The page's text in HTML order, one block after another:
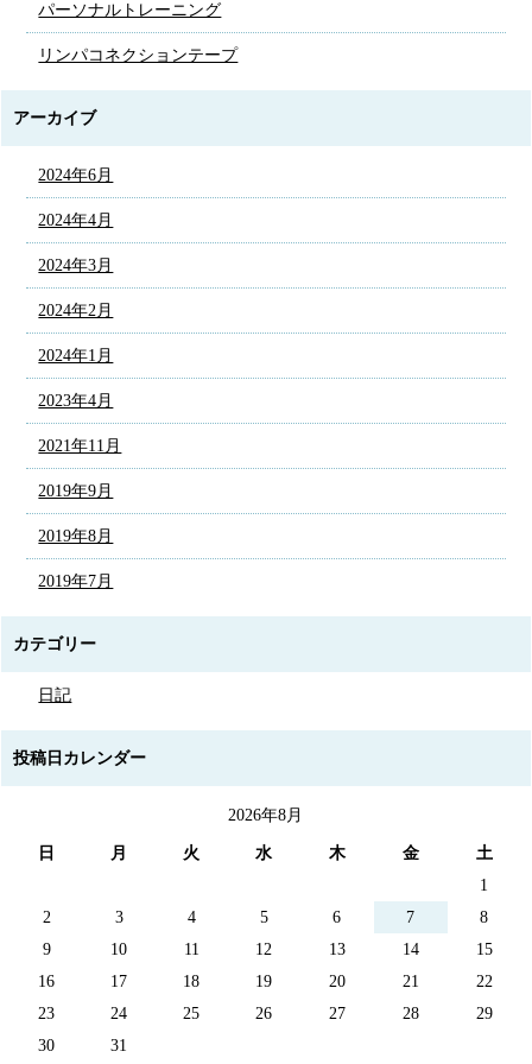
パーソナルトレーニング
リンパコネクションテープ
アーカイブ
2024年6月
2024年4月
2024年3月
2024年2月
2024年1月
2023年4月
2021年11月
2019年9月
2019年8月
2019年7月
カテゴリー
日記
投稿日カレンダー
2026年8月
日 月 火 水 木 金
土
1
2
3 4 5 6 7
8
9
10 11 12 13 14
15
16
17 18 19 20 21
22
23
24 25 26 27 28
29
30
31